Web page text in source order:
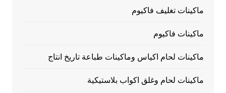
ماكينات تغليف فاكيوم
ماكينات فاكيوم
ماكينات لحام اكياس وماكينات طباعة تاريخ انتاج
ماكينات لحام وغلق اكواب بلاستيكية